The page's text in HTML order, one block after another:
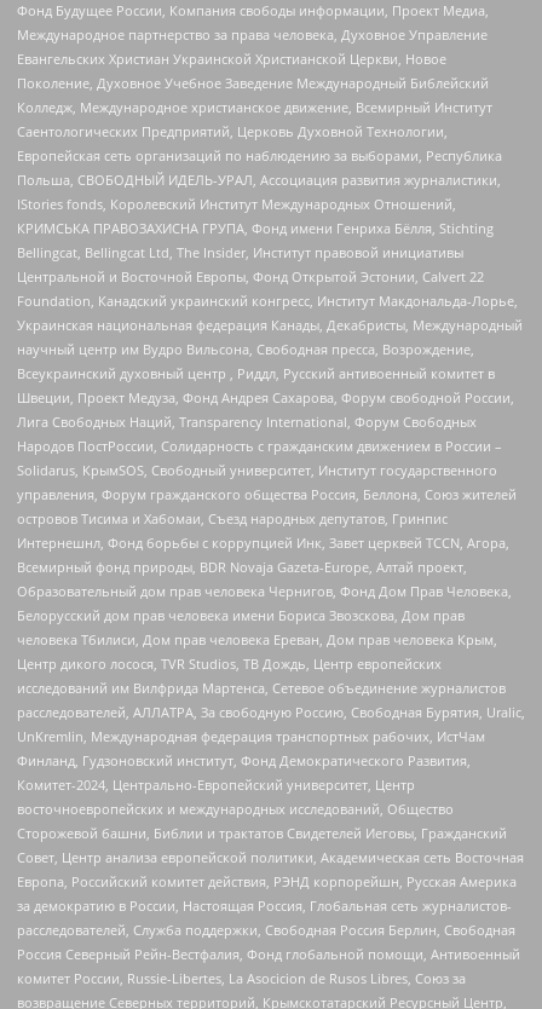
Фонд Будущее России, Компания свободы информации, Проект Медиа,
Международное партнерство за права человека, Духовное Управление
Евангельских Христиан Украинской Христианской Церкви, Новое
Поколение, Духовное Учебное Заведение Международный Библейский
Колледж, Международное христианское движение, Всемирный Институт
Саентологических Предприятий, Церковь Духовной Технологии,
Европейская сеть организаций по наблюдению за выборами, Республика
Польша, СВОБОДНЫЙ ИДЕЛЬ-УРАЛ, Ассоциация развития журналистики,
IStories fonds, Королевский Институт Международных Отношений,
КРИМСЬКА ПРАВОЗАХИСНА ГРУПА, Фонд имени Генриха Бёлля, Stichting
Bellingcat, Bellingcat Ltd, The Insider, Институт правовой инициативы
Центральной и Восточной Европы, Фонд Открытой Эстонии, Calvert 22
Foundation, Канадский украинский конгресс, Институт Макдональда-Лорье,
Украинская национальная федерация Канады, Декабристы, Международный
научный центр им Вудро Вильсона, Свободная пресса, Возрождение,
Всеукраинский духовный центр , Риддл, Русский антивоенный комитет в
Швеции, Проект Медуза, Фонд Андрея Сахарова, Форум свободной России,
Лига Свободных Наций, Transparеncy International, Форум Свободных
Народов ПостРоссии, Солидарность с гражданским движением в России –
Solidarus, КрымSOS, Свободный университет, Институт государственного
управления, Форум гражданского общества Россия, Беллона, Союз жителей
островов Тисима и Хабомаи, Съезд народных депутатов, Гринпис
Интернешнл, Фонд борьбы с коррупцией Инк, Завет церквей TCCN, Агора,
Всемирный фонд природы, BDR Novaja Gazeta-Europe, Алтай проект,
Образовательный дом прав человека Чернигов, Фонд Дом Прав Человека,
Белорусский дом прав человека имени Бориса Звозскова, Дом прав
человека Тбилиси, Дом прав человека Ереван, Дом прав человека Крым,
Центр дикого лосося, TVR Studios, ТВ Дождь, Центр европейских
исследований им Вилфрида Мартенса, Сетевое объединение журналистов
расследователей, АЛЛАТРА, За свободную Россию, Свободная Бурятия, Uralic,
UnKremlin, Международная федерация транспортных рабочих, ИстЧам
Финланд, Гудзоновский институт, Фонд Демократического Развития,
Комитет-2024, Центрально-Европейский университет, Центр
восточноевропейских и международных исследований, Общество
Сторожевой башни, Библии и трактатов Свидетелей Иеговы, Гражданский
Совет, Центр анализа европейской политики, Академическая сеть Восточная
Европа, Российский комитет действия, РЭНД корпорейшн, Русская Америка
за демократию в России, Настоящая Россия, Глобальная сеть журналистов-
расследователей, Служба поддержки, Свободная Россия Берлин, Свободная
Россия Северный Рейн-Вестфалия, Фонд глобальной помощи, Антивоенный
комитет России, Russie-Libertes, La Asocicion de Rusos Libres, Союз за
возвращение Северных территорий, Крымскотатарский Ресурсный Центр,